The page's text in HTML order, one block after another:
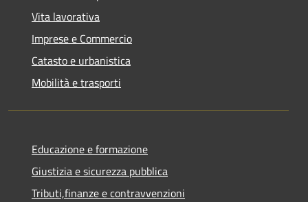
Vita lavorativa
Imprese e Commercio
Catasto e urbanistica
Mobilità e trasporti
Educazione e formazione
Giustizia e sicurezza pubblica
Tributi,finanze e contravvenzioni